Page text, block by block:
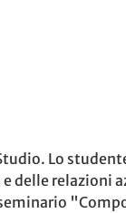
Lo
delle relazioni